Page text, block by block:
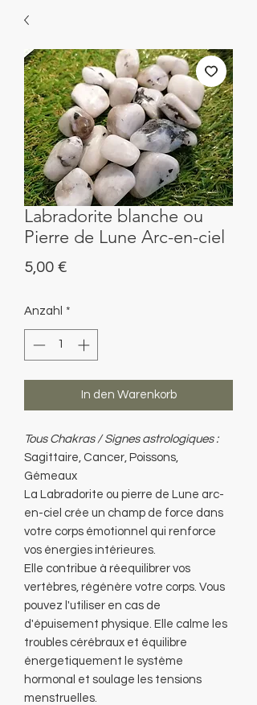
Labradorite blanche ou
Pierre de Lune Arc-en-ciel
5,00 €Preis
Anzahl *
In den Warenkorb
Tous Chakras / Signes astrologiques :
Sagittaire, Cancer, Poissons,
Gémeaux
La Labradorite ou pierre de Lune arc-
en-ciel crée un champ de force dans
votre corps émotionnel qui renforce
vos énergies intérieures.
Elle contribue à réequilibrer vos
vertèbres, régénère votre corps. Vous
pouvez l'utiliser en cas de
d'épuisement physique. Elle calme les
troubles cérébraux et équilibre
énergetiquement le système
hormonal et soulage les tensions
menstruelles.